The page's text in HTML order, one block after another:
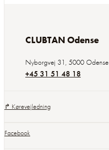
CLUBTAN Odense
Nyborgvej 31 , 5000 Odense
+45 31 51 48 18
↱ Kørevejledning
Facebook